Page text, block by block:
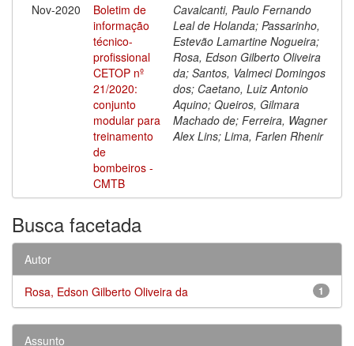
Nov-2020
Boletim de
informação
técnico-
profissional
CETOP nº
21/2020:
conjunto
modular para
treinamento
de
bombeiros -
CMTB
Cavalcanti, Paulo Fernando
Leal de Holanda; Passarinho,
Estevão Lamartine Nogueira;
Rosa, Edson Gilberto Oliveira
da; Santos, Valmeci Domingos
dos; Caetano, Luiz Antonio
Aquino; Queiros, Gilmara
Machado de; Ferreira, Wagner
Alex Lins; Lima, Farlen Rhenir
Busca facetada
Autor
1
Rosa, Edson Gilberto Oliveira da
Assunto